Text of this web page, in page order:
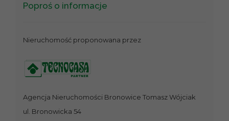
Poproś o informacje
Nieruchomość proponowana przez
Agencja Nieruchomości Bronowice Tomasz Wójciak
ul. Bronowicka 54